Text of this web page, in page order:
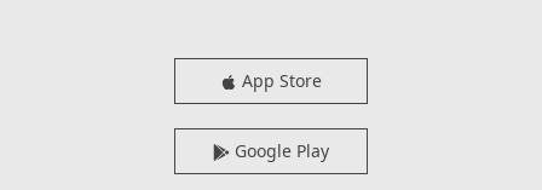
App Store
Google Play